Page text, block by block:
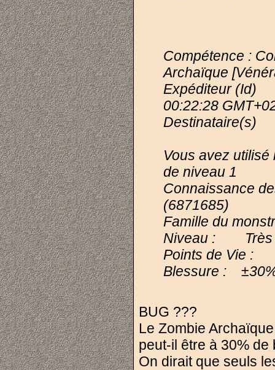
Compétence :
Archaïque
Expéditeur (Id)
00:22:28
Destinataire(s)
Vous avez
de niveau 1
Connaissance
(6871685)
Famille du
Niveau : Très
Points de Vie :
Blessure :
BUG ???
Le Zombie
peut-il être à 30%
On dirait que seuls